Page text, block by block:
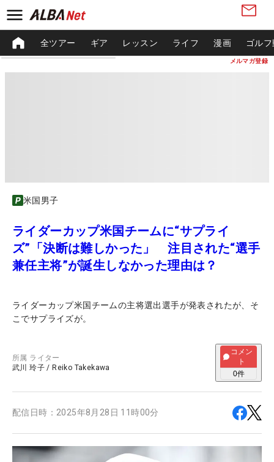
メルマガ登録
全ツアー ギア レッスン ライフ 漫画 ゴル
米国男子
ライダーカップ米国チームに“サプライ
ズ”「決断は難しかった」 注目された“選手
兼任主将”が誕生しなかった理由は？
ライダーカップ米国チームの主将選出選手が発表されたが、そ
こでサプライズが。
所属 ライター
武川 玲子 / Reiko Takekawa
コメン
ト
0件
配信日時： 2025年8月28日 11時00分